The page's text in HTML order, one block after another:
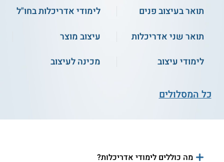
תואר בעיצוב פנים
לימודי אדריכלות בחו"ל
תואר שני אדריכלות
עיצוב מוצר
לימודי עיצוב
מכינה לעיצוב
כל המסלולים
מה כוללים לימודי אדריכלות?